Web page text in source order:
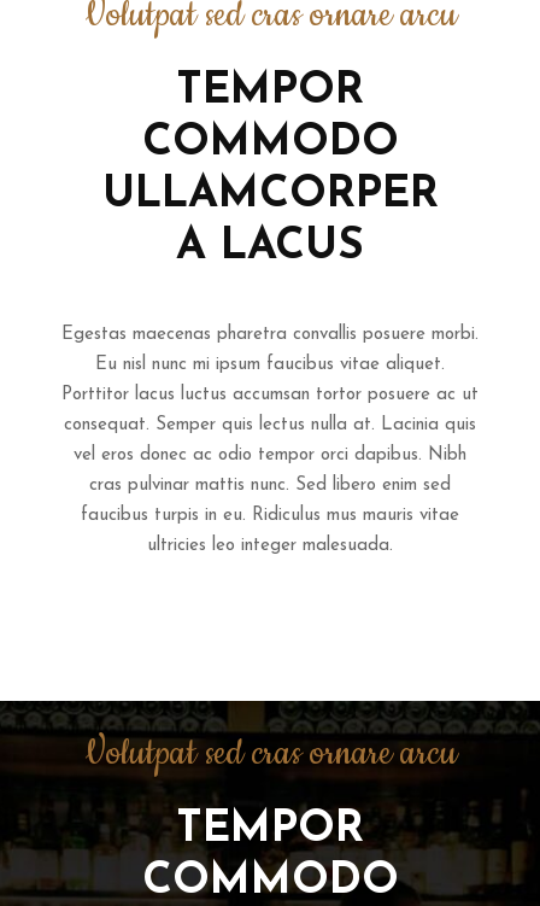
Volutpat sed cras ornare arcu
TEMPOR
COMMODO
ULLAMCORPER
A LACUS
Egestas maecenas pharetra convallis posuere morbi.
Eu nisl nunc mi ipsum faucibus vitae aliquet.
Porttitor lacus luctus accumsan tortor posuere ac ut
consequat. Semper quis lectus nulla at. Lacinia quis
vel eros donec ac odio tempor orci dapibus. Nibh
cras pulvinar mattis nunc. Sed libero enim sed
faucibus turpis in eu. Ridiculus mus mauris vitae
ultricies leo integer malesuada.
Volutpat sed cras ornare arcu
TEMPOR
COMMODO